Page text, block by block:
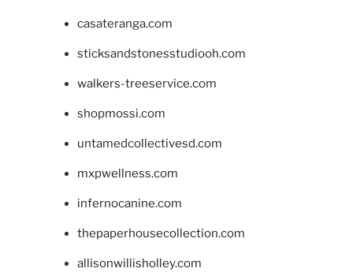
casateranga.com
sticksandstonesstudiooh.com
walkers-treeservice.com
shopmossi.com
untamedcollectivesd.com
mxpwellness.com
infernocanine.com
thepaperhousecollection.com
allisonwillisholley.com